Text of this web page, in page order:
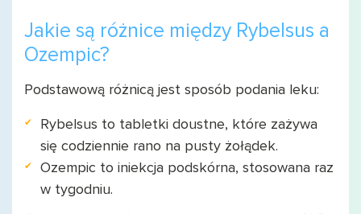
Jakie są różnice między Rybelsus a
Ozempic?
Podstawową różnicą jest sposób podania leku:
Rybelsus to tabletki doustne, które zażywa
się codziennie rano na pusty żołądek.
Ozempic to iniekcja podskórna, stosowana raz
w tygodniu.